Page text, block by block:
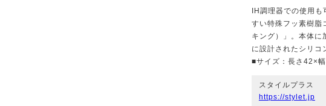
IH調理器での使用
すい特殊フッ素樹脂
キング）」。本体に
に設計されたシリコ
■サイズ：長さ42×
スタイルプラス
https://stylet.jp